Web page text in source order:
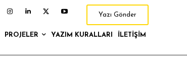
Yazı Gönder
PROJELER YAZIM KURALLARI İLETIŞIM